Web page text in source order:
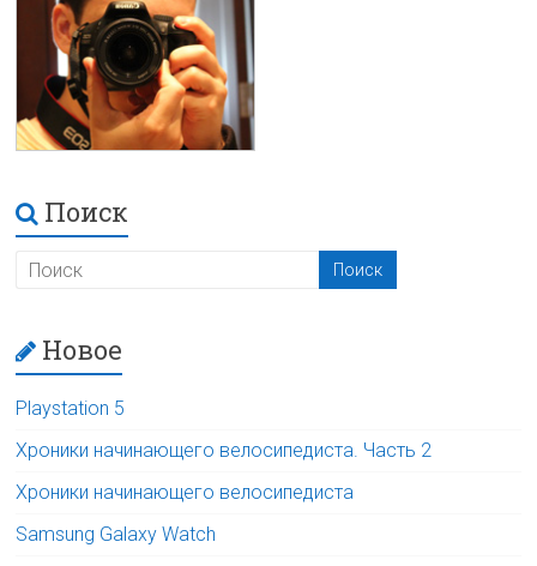
Поиск
Новое
Playstation 5
Хроники начинающего велосипедиста. Часть 2
Хроники начинающего велосипедиста
Samsung Galaxy Watch